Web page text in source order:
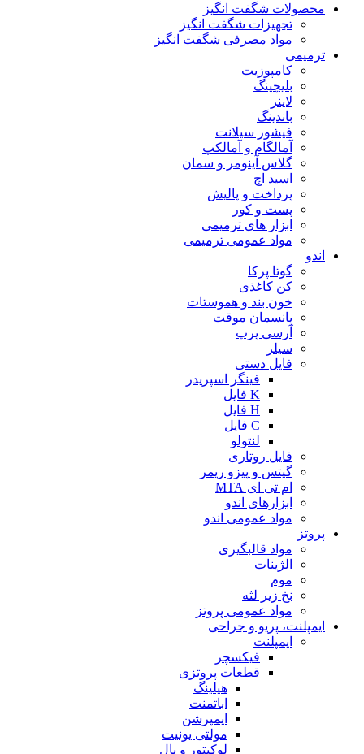
محصولات شگفت انگیز
تجهیزات شگفت انگیز
مواد مصرفی شگفت انگیز
ترمیمی
کامپوزیت
بلیچینگ
لاینر
باندینگ
فیشور سیلانت
آمالگام و آمالکپ
گلاس آینومر و سمان
اسید اچ
پرداخت و پالیش
پست و کور
ابزار های ترمیمی
مواد عمومی ترمیمی
اندو
گوتا پرکا
کن کاغذی
خون بند و هموستات
پانسمان موقت
آرسی پرپ
سیلر
فایل دستی
فینگر اسپریدر
K فایل
H فایل
C فایل
لنتولو
فایل روتاری
گیتس و پیزو ریمر
ام تی ای MTA
ابزارهای اندو
مواد عمومی اندو
پروتز
مواد قالبگیری
الژینات
موم
نخ زیر لثه
مواد عمومی پروتز
ایمپلنت، پریو و جراحی
ایمپلنت
فیکسچر
قطعات پروتزی
هیلینگ
اباتمنت
ایمپرشن
مولتی یونیت
لوکیتور و بال